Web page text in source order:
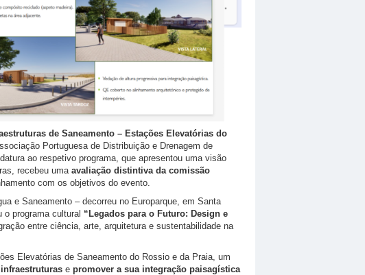
de Saneamento – Estações Elevatórias do
Portuguesa de Distribuição e Drenagem de
ao respetivo programa, que apresentou uma visão
recebeu uma avaliação distintiva da comissão
com os objetivos do evento.
e Saneamento – decorreu no Europarque, em Santa
programa cultural “Legados para o Futuro: Design e
entre ciência, arte, arquitetura e sustentabilidade na
Elevatórias de Saneamento do Rossio e da Praia, um
e promover a sua integração paisagística